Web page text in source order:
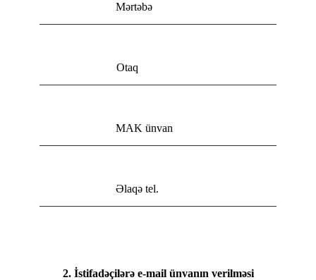
Mərtəbə
Otaq
MAK ünvan
Əlaqə tel.
2. İstifadəçilərə e-mail ünvanın verilməsi